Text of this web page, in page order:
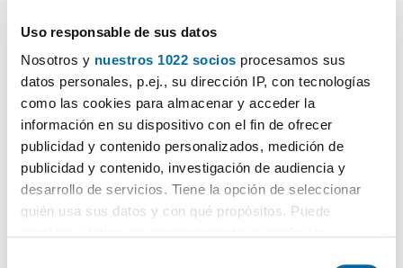
Uso responsable de sus datos
Nosotros y nuestros 1022 socios procesamos sus
datos personales, p.ej., su dirección IP, con tecnologías
como las cookies para almacenar y acceder la
información en su dispositivo con el fin de ofrecer
publicidad y contenido personalizados, medición de
publicidad y contenido, investigación de audiencia y
desarrollo de servicios. Tiene la opción de seleccionar
quién usa sus datos y con qué propósitos. Puede